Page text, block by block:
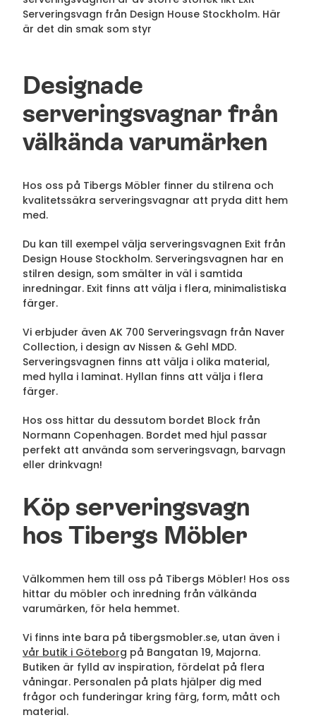
Serveringsvagn från Design House Stockholm. Här
är det din smak som styr
Designade
serveringsvagnar från
välkända varumärken
Hos oss på Tibergs Möbler finner du stilrena och
kvalitetssäkra serveringsvagnar att pryda ditt hem
med.
Du kan till exempel välja serveringsvagnen Exit från
Design House Stockholm. Serveringsvagnen har en
stilren design, som smälter in väl i samtida
inredningar. Exit finns att välja i flera, minimalistiska
färger.
Vi erbjuder även AK 700 Serveringsvagn från Naver
Collection, i design av Nissen & Gehl MDD.
Serveringsvagnen finns att välja i olika material,
med hylla i laminat. Hyllan finns att välja i flera
färger.
Hos oss hittar du dessutom bordet Block från
Normann Copenhagen. Bordet med hjul passar
perfekt att använda som serveringsvagn, barvagn
eller drinkvagn!
Köp serveringsvagn
hos Tibergs Möbler
Välkommen hem till oss på Tibergs Möbler! Hos oss
hittar du möbler och inredning från välkända
varumärken, för hela hemmet.
Vi finns inte bara på tibergsmobler.se, utan även i
vår butik i Göteborg på Bangatan 19, Majorna.
Butiken är fylld av inspiration, fördelat på flera
våningar. Personalen på plats hjälper dig med
frågor och funderingar kring färg, form, mått och
material.